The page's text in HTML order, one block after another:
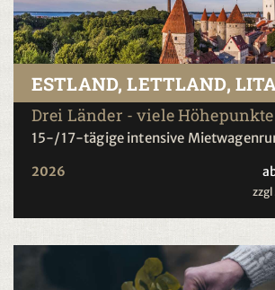
ESTLAND, LETTLAND,
Drei Länder - viele Höhepunkte
15-/17-tägige intensive
2026